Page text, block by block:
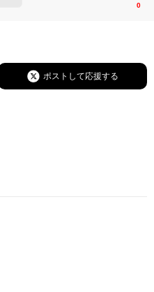
0
ポストして応援する